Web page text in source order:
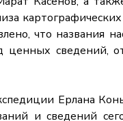
что названия
ценных сведений,
Ерлана
и сведений